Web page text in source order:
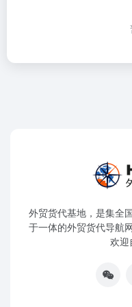
外贸货代基地，是集全
于一体的外贸货代导航
欢迎